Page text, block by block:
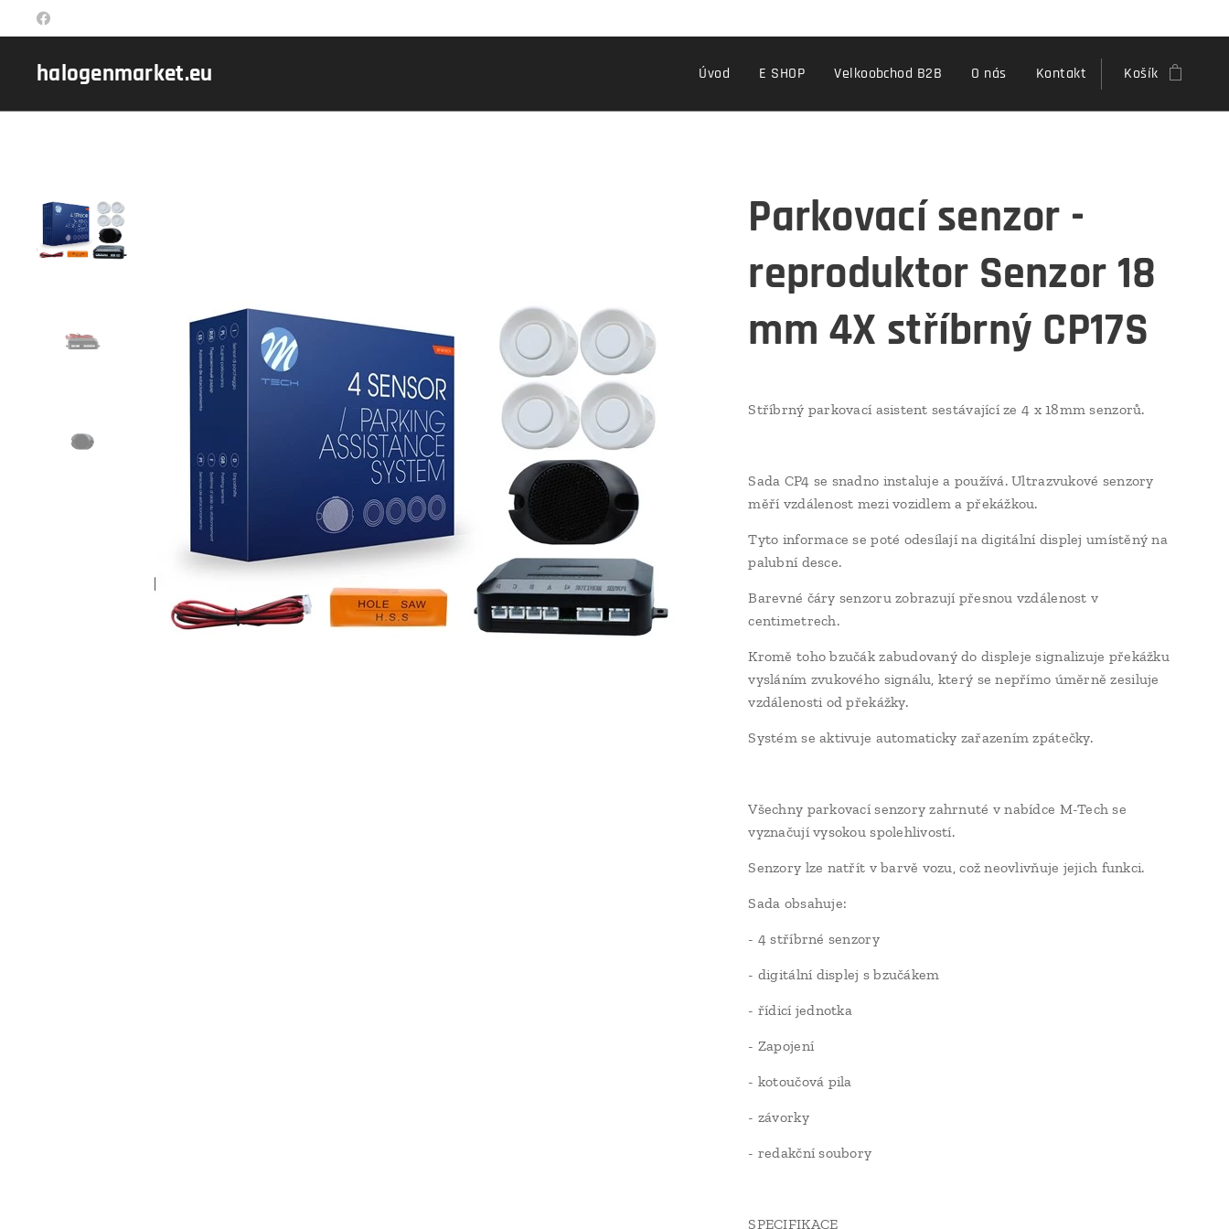
halogenmarket.eu Úvod E SHOP Velkoobchod B2B O nás Kontakt Košík
Parkovací senzor -
reproduktor Senzor 18
mm 4X stříbrný CP17S
Stříbrný parkovací asistent sestávající ze 4 x 18mm senzorů.
Sada CP4 se snadno instaluje a používá. Ultrazvukové senzory
měří vzdálenost mezi vozidlem a překážkou.
Tyto informace se poté odesílají na digitální displej umístěný na
palubní desce.
Barevné čáry senzoru zobrazují přesnou vzdálenost v
centimetrech.
Kromě toho bzučák zabudovaný do displeje signalizuje překážku
vysláním zvukového signálu, který se nepřímo úměrně zesiluje
vzdálenosti od překážky.
Systém se aktivuje automaticky zařazením zpátečky.
Všechny parkovací senzory zahrnuté v nabídce M-Tech se
vyznačují vysokou spolehlivostí.
Senzory lze natřít v barvě vozu, což neovlivňuje jejich funkci.
Sada obsahuje:
- 4 stříbrné senzory
- digitální displej s bzučákem
- řídicí jednotka
- Zapojení
- kotoučová pila
- závorky
- redakční soubory
SPECIFIKACE